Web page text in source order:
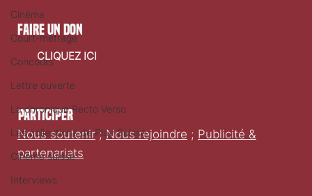
Cinéma
Court-métrage
Concours
Lettre ouverte
La chronique Recto Verso
Les collections de Play Suisse
Cinéma suisse
Interviews
Participer
Nous soutenir;Nous rejoindre ; Publicité &
partenariats
faire un don
CLIQUEZ ICI